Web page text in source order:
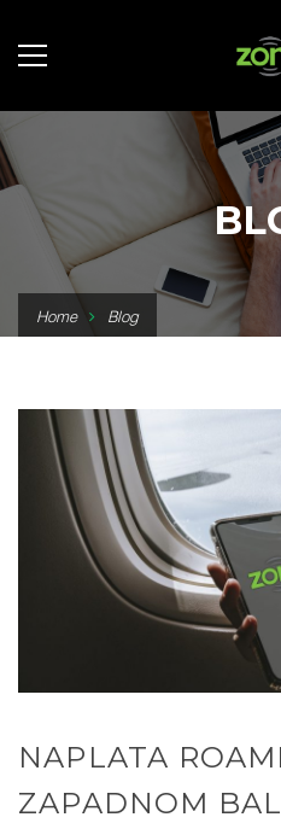
Home Blog
NAPLATA
ZAPADNOM